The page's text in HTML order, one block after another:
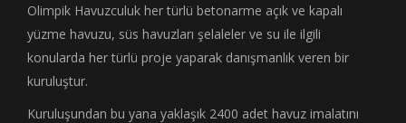
Olimpik Havuzculuk her türlü betonarme açık ve kapalı
yüzme havuzu, süs havuzları şelaleler ve su ile ilgili
konularda her türlü proje yaparak danışmanlık veren bir
kuruluştur.
Kuruluşundan bu yana yaklaşık 2400 adet havuz imalatını